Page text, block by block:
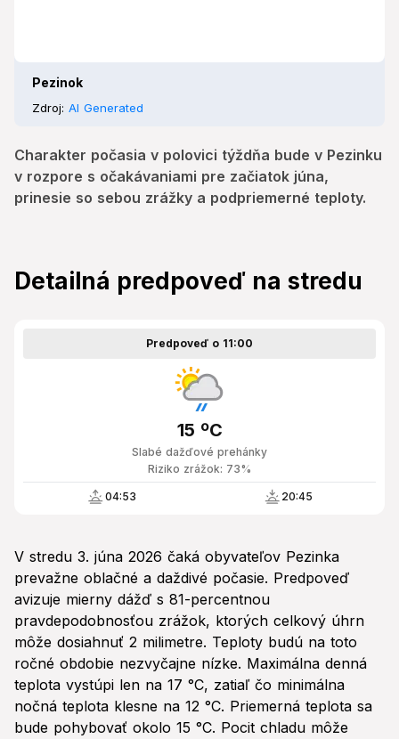
Pezinok
Zdroj: AI Generated
Charakter počasia v polovici týždňa bude v Pezinku
v rozpore s očakávaniami pre začiatok júna,
prinesie so sebou zrážky a podpriemerné teploty.
Detailná predpoveď na stredu
Predpoveď o 11:00
Slabé dažďové prehánky
15 ºC
Riziko zrážok: 73%
04:53 20:45
V stredu 3. júna 2026 čaká obyvateľov Pezinka
prevažne oblačné a daždivé počasie. Predpoveď
avizuje mierny dážď s 81-percentnou
pravdepodobnosťou zrážok, ktorých celkový úhrn
môže dosiahnuť 2 milimetre. Teploty budú na toto
ročné obdobie nezvyčajne nízke. Maximálna denná
teplota vystúpi len na 17 °C, zatiaľ čo minimálna
nočná teplota klesne na 12 °C. Priemerná teplota sa
bude pohybovať okolo 15 °C. Pocit chladu môže